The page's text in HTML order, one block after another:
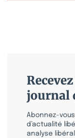
journal
Abonnez-
d’actualité
analyse